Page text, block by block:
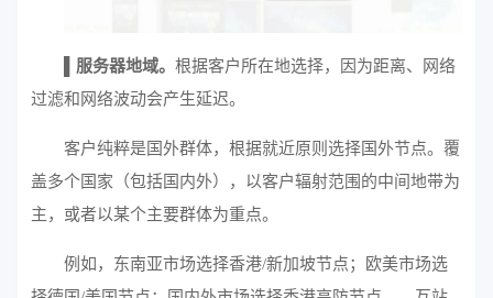
▌服务器地域。 根据客户所在地选择，因为距离、网络
过滤和网络波动会产生延迟。
客户纯粹是国外群体，根据就近原则选择国外节点。覆
盖多个国家（包括国内外），以客户辐射范围的中间地带为
主，或者以某个主要群体为重点。
例如，东南亚市场选择香港/新加坡节点；欧美市场选